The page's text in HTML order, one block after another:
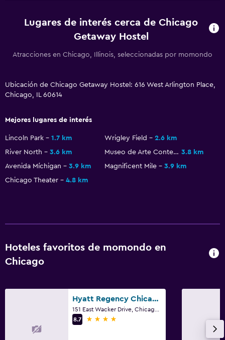
Lugares de interés cerca de Chicago
Getaway Hostel
Atracciones en Chicago, Illinois, seleccionadas por momondo
Ubicación de Chicago Getaway Hostel: 616 West Arlington Place,
Chicago, IL 60614
Mejores lugares de interés
Lincoln Park 1.7 km Wrigley Field
2.6 km
River North
3.6 km Museo de Arte Contemporáneo 3.8 km
Avenida Míchigan
3.9 km Magnificent Mile
3.9 km
Chicago Theater
4.8 km
Hoteles favoritos de momondo en
Chicago
Hyatt Regency Chicago
8.7
4 estrellas